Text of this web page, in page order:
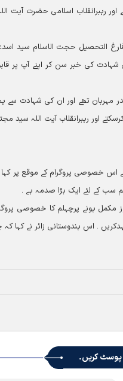
رہبرانقلاب اسلامی حضرت آيت
التحصیل حجت الاسلام سید
کی خبر سن کر اپنے آپ پر
مہربان تھے اور ان کی شہادت
اور رہبرانقلاب آيت اللہ سید
اس خصوصی پروگرام کے موقع پر
سب کے لئے ایک بڑا صدمہ ہے ۔
ہونے پرچہلم کا خصوصی
۔ اس ہندوستانی زائر نے کہا
کریں۔